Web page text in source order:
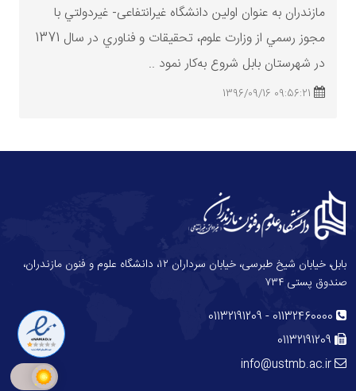
مازندران به عنوان اولين دانشگاه غیرانتفاعی- غيردولتي با
مجوز رسمي ازوزارت
علوم، تحقيقات و فناوري در سال 1371
در شهرستان بابل شروع به‌كار نمود ..
09:56:21 1396/09/16
بابل، خیابان شیخ طبرسی، خیابان سرداران ۱۲، دانشگاه علوم و فنون مازندران،
صندوق پستی ۷۳۴
01132460000
-
01132191209
01132191209
info@ustmb.ac.ir